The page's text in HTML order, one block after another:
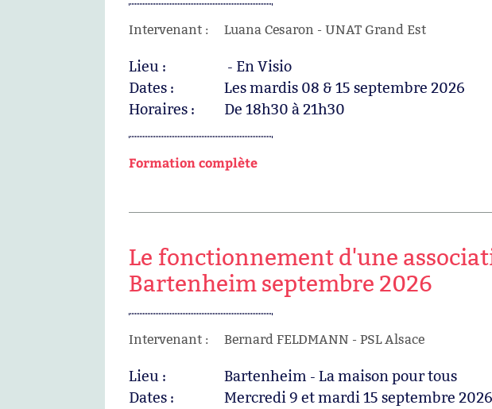
Intervenant : Luana Cesaron - UNAT Grand Est
Lieu :
- En Visio
Dates :
Les mardis 08 & 15 septembre 2026
Horaires :
De 18h30 à 21h30
Formation complète
Le fonctionnement d'une
Bartenheim septembre 2026
Intervenant : Bernard FELDMANN - PSL Alsace
Lieu :
Bartenheim - La maison pour tous
Dates :
Mercredi 9 et mardi 15 septembre 2026